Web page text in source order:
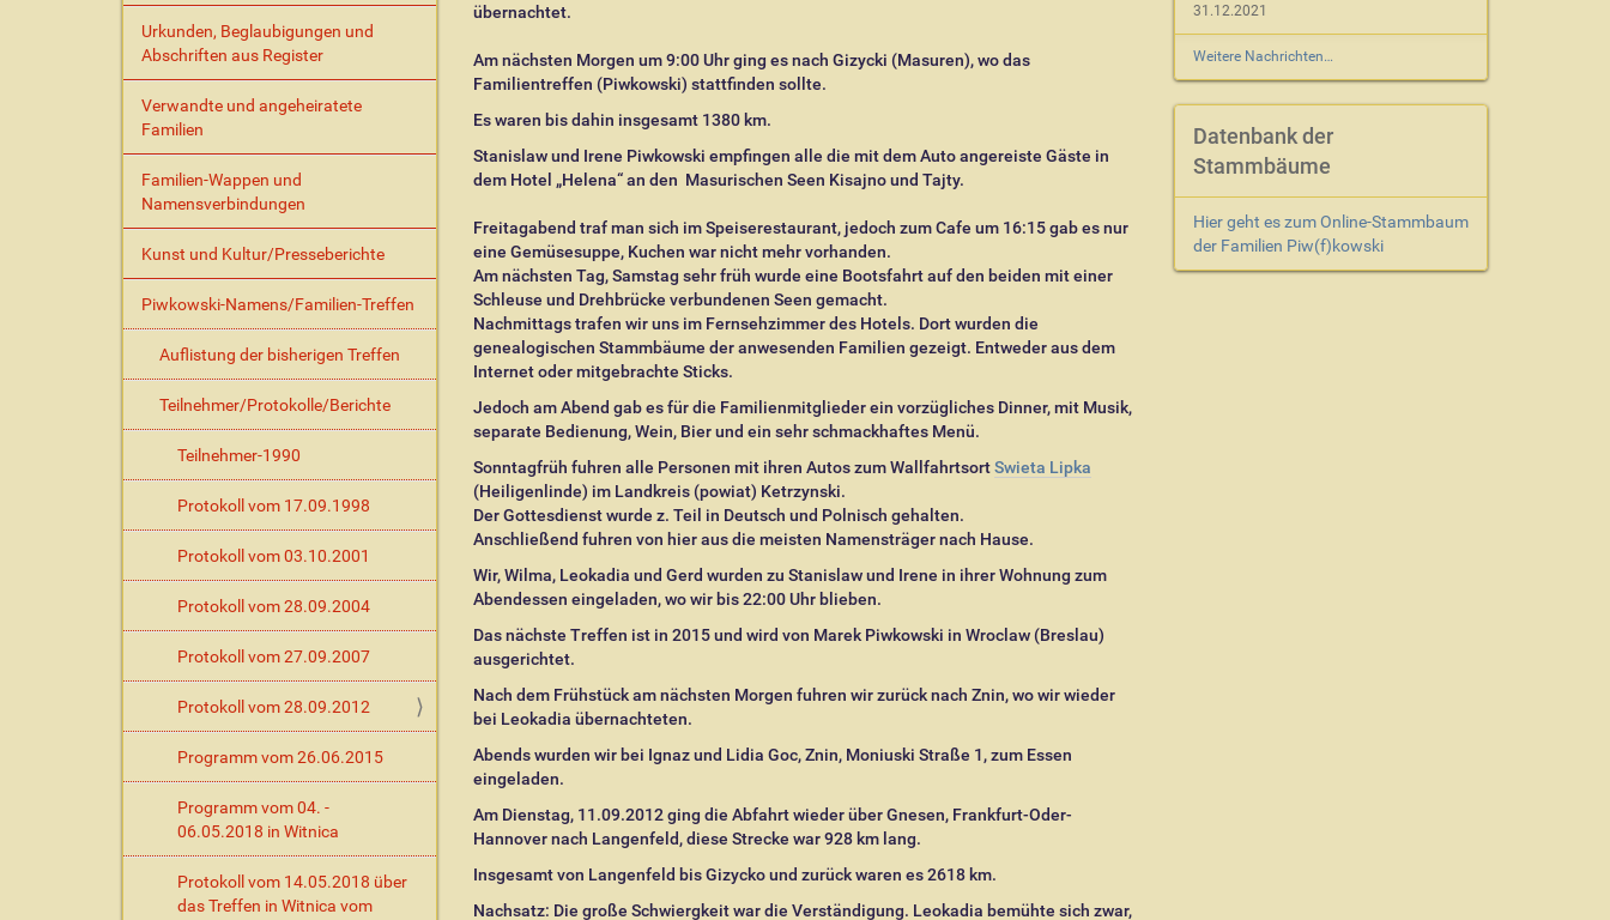
übernachtet.
Am nächsten Morgen um 9:00 Uhr ging es nach Gizycki (Masuren), wo das
Familientreffen (Piwkowski) stattfinden sollte.
Es waren bis dahin insgesamt 1380 km.
Stanislaw und Irene Piwkowski empfingen alle die mit dem Auto angereiste Gäste in
dem Hotel „Helena“ an den Masurischen Seen Kisajno und Tajty.
Freitagabend traf man sich im Speiserestaurant, jedoch zum Cafe um 16:15 gab es nur
eine Gemüsesuppe, Kuchen war nicht mehr vorhanden.
Am nächsten Tag, Samstag sehr früh wurde eine Bootsfahrt auf den beiden mit einer
Schleuse und Drehbrücke verbundenen Seen gemacht.
Nachmittags trafen wir uns im Fernsehzimmer des Hotels. Dort wurden die
genealogischen Stammbäume der anwesenden Familien gezeigt. Entweder aus dem
Internet oder mitgebrachte Sticks.
Jedoch am Abend gab es für die Familienmitglieder ein vorzügliches Dinner, mit Musik,
separate Bedienung, Wein, Bier und ein sehr schmackhaftes Menü.
Sonntagfrüh fuhren alle Personen mit ihren Autos zum WallfahrtsortSwieta Lipka
(Heiligenlinde) im Landkreis (powiat) Ketrzynski.
Der Gottesdienst wurde z. Teil in Deutsch und Polnisch gehalten.
Anschließend fuhren von hier aus die meisten Namensträger nach Hause.
Wir, Wilma, Leokadia und Gerd wurden zu Stanislaw und Irene in ihrer Wohnung zum
Abendessen eingeladen, wo wir bis 22:00 Uhr blieben.
Das nächste Treffen ist in 2015 und wird von Marek Piwkowski in Wroclaw (Breslau)
ausgerichtet.
Nach dem Frühstück am nächsten Morgen fuhren wir zurück nach Znin, wo wir wieder
bei Leokadia übernachteten.
Abends wurden wir bei Ignaz und Lidia Goc, Znin, Moniuski Straße 1, zum Essen
eingeladen.
Am Dienstag, 11.09.2012 ging die Abfahrt wieder über Gnesen, Frankfurt-Oder-
Hannover nach Langenfeld, diese Strecke war 928 km lang.
Insgesamt von Langenfeld bis Gizycko und zurück waren es 2618 km.
Nachsatz: Die große Schwiergkeit war die Verständigung. Leokadia bemühte sich zwar,
Urkunden, Beglaubigungen und
Abschriften aus Register
Verwandte und angeheiratete
Familien
Familien-Wappen und
Namensverbindungen
Kunst und Kultur/Presseberichte
Piwkowski-Namens/Familien-Treffen
Auflistung der bisherigen Treffen
Teilnehmer/Protokolle/Berichte
Teilnehmer-1990
Protokoll vom 17.09.1998
Protokoll vom 03.10.2001
Protokoll vom 28.09.2004
Protokoll vom 27.09.2007
Protokoll vom 28.09.2012
Programm vom 26.06.2015
Programm vom 04. -
06.05.2018 in Witnica
Protokoll vom 14.05.2018 über
das Treffen in Witnica vom
31.12.2021
Weitere Nachrichten…
Datenbank der
Stammbäume
Hier geht es zum Online-Stammbaum
der Familien Piw(f)kowski